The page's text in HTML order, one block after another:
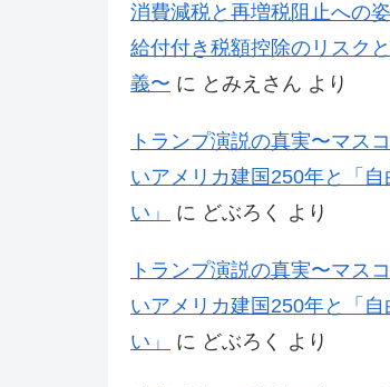
消費減税と再増税阻止への
給付付き税額控除のリスク
義〜 に とみえさん より
トランプ演説の真実〜マス
いアメリカ建国250年と「
い」
に どぶろく より
トランプ演説の真実〜マス
いアメリカ建国250年と「
い」
に どぶろく より